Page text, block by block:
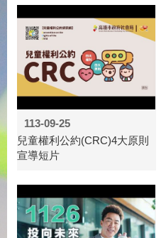
113-09-25
兒童權利公約(CRC)4大原則
宣導短片